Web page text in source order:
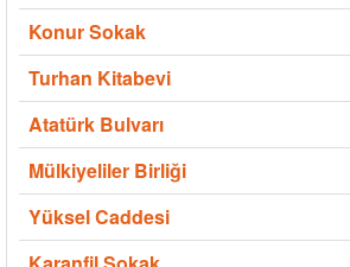
Konur Sokak
Turhan Kitabevi
Atatürk Bulvarı
Mülkiyeliler Birliği
Yüksel Caddesi